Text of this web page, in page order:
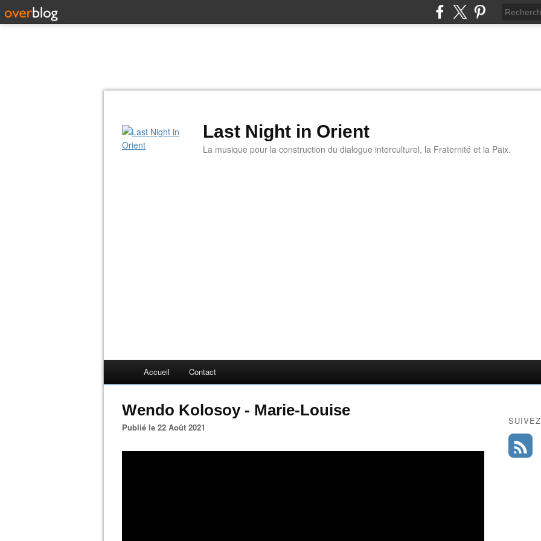
Last Night in Orient
La musique pour la construction du dialogue interculturel, la Fraternité et la Paix.
Accueil Contact
Wendo Kolosoy - Marie-Louise
Publié le 22 Août 2021